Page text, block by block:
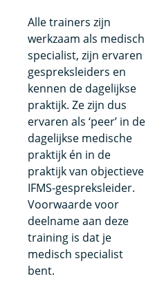
Alle trainers zijn
werkzaam als medisch
specialist, zijn ervaren
gespreksleiders en
kennen de dagelijkse
praktijk. Ze zijn dus
ervaren als ‘peer’ in de
dagelijkse medische
praktijk én in de
praktijk van objectieve
IFMS-gespreksleider.
Voorwaarde voor
deelname aan deze
training is dat je
medisch specialist
bent.